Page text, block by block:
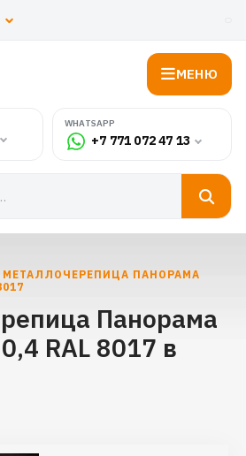
МЕНЮ
WHATSAPP
+7 771 072 47 13
ПАНОРАМА
Панорама
RAL 8017 в